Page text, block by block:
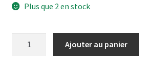
Plus que 2 en stock
Ajouter au panier